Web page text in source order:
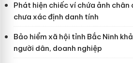
Phát hiện chiếc ví chứa ảnh
chưa xác định danh tính
Bảo hiểm xã hội tỉnh Bắc Ninh
người dân, doanh nghiệp